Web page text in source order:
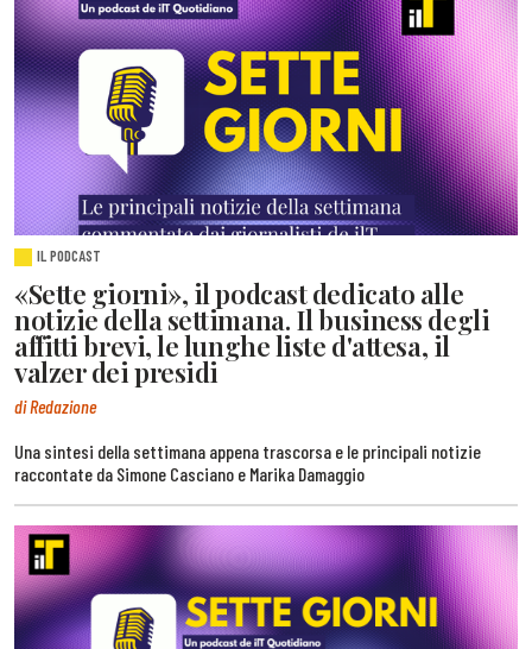
IL PODCAST
«Sette giorni», il podcast dedicato alle
notizie della settimana. Il business degli
affitti brevi, le lunghe liste d'attesa, il
valzer dei presidi
di Redazione
Una sintesi della settimana appena trascorsa e le principali notizie
raccontate da Simone Casciano e Marika Damaggio